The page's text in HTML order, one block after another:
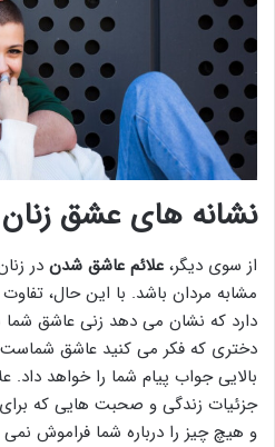
نشانه های عشق زنان
از سوی دیگر، علائم عاشق شدن در
مشابه مردان باشد. با این حال،
دارد که نشان می دهد زنی عاشق شما
دختری که فکر می کنید عاشق شماست
بالایی جواب پیام شما را خواهد
جزئیات زندگی و صحبت هایی که برای
و هیچ چیز را درباره شما فراموش نمی